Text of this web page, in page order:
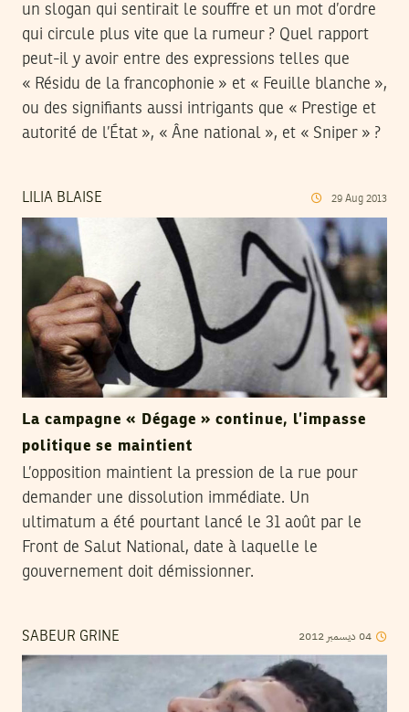
un slogan qui sentirait le souffre et un mot d’ordre
qui circule plus vite que la rumeur ? Quel rapport
peut-il y avoir entre des expressions telles que
« Résidu de la francophonie » et « Feuille blanche »,
ou des signifiants aussi intrigants que « Prestige et
autorité de l’État », « Âne national », et « Sniper » ?
LILIA BLAISE 29 Aug 2013
La campagne « Dégage » continue, l’impasse
politique se maintient
L’opposition maintient la pression de la rue pour
demander une dissolution immédiate. Un
ultimatum a été pourtant lancé le 31 août par le
Front de Salut National, date à laquelle le
gouvernement doit démissionner.
SABEUR GRINE 04 ديسمبر 2012